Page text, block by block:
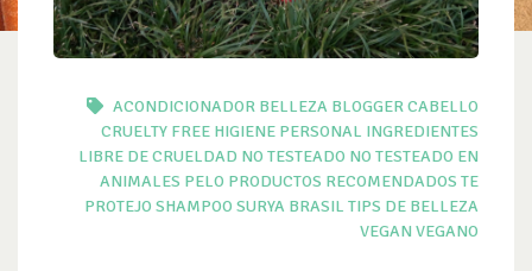
ACONDICIONADOR BELLEZA BLOGGERCABELLO
CRUELTY FREE HIGIENE PERSONAL INGREDIENTES
LIBRE DE CRUELDAD NO TESTEADO NO TESTEADO EN
ANIMALES PELO PRODUCTOS RECOMENDADOS TE
PROTEJO SHAMPOO SURYA BRASIL TIPS DE BELLEZA
VEGAN VEGANO